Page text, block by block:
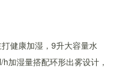
健康加湿，9升大容量水
加湿量搭配环形出雾设计，